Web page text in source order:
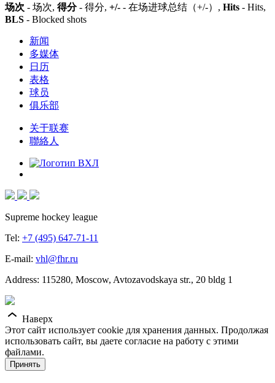
场次 - 场次, 得分- 得分, +/- - 在场进球总结（+/-）, Hits - Hits,
BLS - Blocked shots
新闻
多媒体
日历
表格
球员
俱乐部
关于联赛
聯絡人
Supreme hockey league
Tel: +7 (495) 647-71-11
E-mail: vhl@fhr.ru
Address: 115280, Moscow, Avtozavodskaya str., 20 bldg 1
Наверх
Этот сайт использует cookie для хранения данных. Продолжая
использовать сайт, вы даете согласие на работу с этими
файлами.
Принять